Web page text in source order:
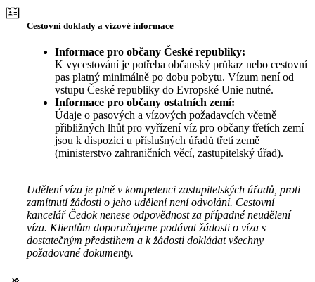
Cestovní doklady a vízové informace
Informace pro občany České republiky:
K vycestování je potřeba občanský průkaz nebo cestovní
pas platný minimálně po dobu pobytu. Vízum není od
vstupu České republiky do Evropské Unie nutné.
Informace pro občany ostatních zemí:
Údaje o pasových a vízových požadavcích včetně
přibližných lhůt pro vyřízení víz pro občany třetích zemí
jsou k dispozici u příslušných úřadů třetí země
(ministerstvo zahraničních věcí, zastupitelský úřad).
Udělení víza je plně v kompetenci zastupitelských úřadů, proti
zamítnutí žádosti o jeho udělení není odvolání. Cestovní
kancelář Čedok nenese odpovědnost za případné neudělení
víza. Klientům doporučujeme podávat žádosti o víza s
dostatečným předstihem a k žádosti dokládat všechny
požadované dokumenty.